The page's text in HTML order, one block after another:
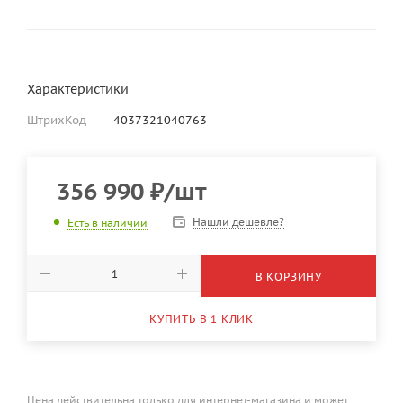
Характеристики
ШтрихКод — 4037321040763
356 990 ₽/шт
Есть в наличии Нашли дешевле?
В КОРЗИНУ
КУПИТЬ В 1 КЛИК
Цена действительна только для интернет-магазина и может